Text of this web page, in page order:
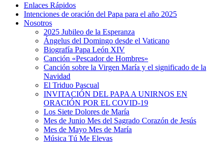
Enlaces Rápidos
Intenciones de oración del Papa para el año 2025
Nosotros
2025 Jubileo de la Esperanza
Ángelus del Domingo desde el Vaticano
Biografía Papa León XIV
Canción «Pescador de Hombres»
Canción sobre la Virgen María y el significado de la
Navidad
El Triduo Pascual
INVITACIÓN DEL PAPA A UNIRNOS EN
ORACIÓN POR EL COVID-19
Los Siete Dolores de María
Mes de Junio Mes del Sagrado Corazón de Jesús
Mes de Mayo Mes de María
Música Tú Me Elevas